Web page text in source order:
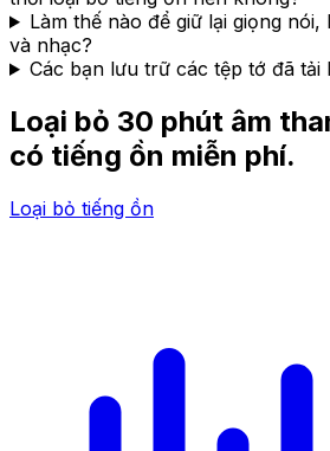
Làm thế nào để giữ lại giọng
và nhạc?
Các bạn lưu trữ các tệp tớ đã tải
Loại bỏ 30 phút âm
có tiếng ồn miễn phí.
Loại bỏ tiếng ồn